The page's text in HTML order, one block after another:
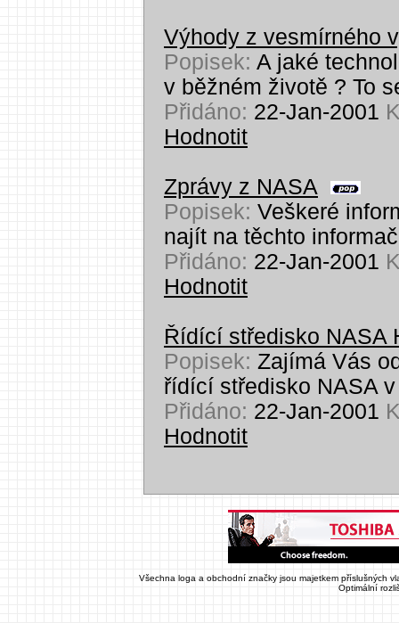
Výhody z vesmírného
Popisek: A jaké
v běžném životě ? To
Přidáno: 22-Jan-2001
Hodnotit
Zprávy z NASA
Popisek: Veškeré
najít na těchto
Přidáno: 22-Jan-2001
Hodnotit
Řídící středisko NASA
Popisek: Zajímá Vás
řídící středisko NASA
Přidáno: 22-Jan-2001
Hodnotit
Všechna loga a obchodní značky jsou majetkem příslušných
Optimální